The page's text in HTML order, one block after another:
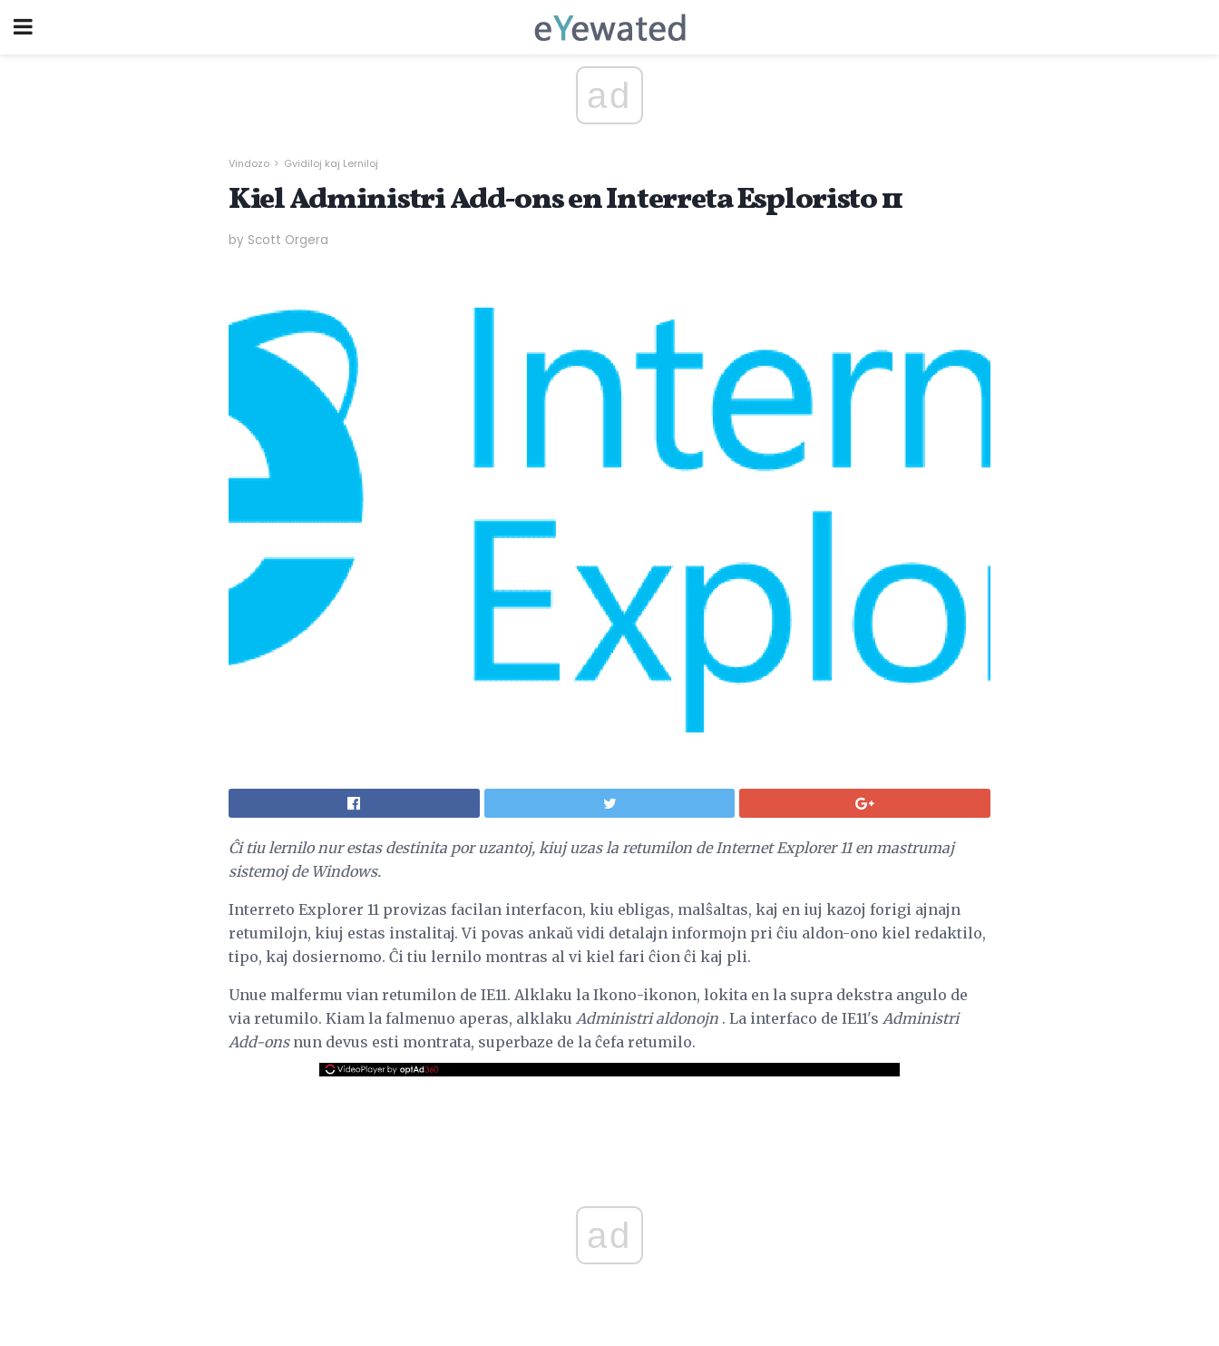
ad
Vindozo Gvidiloj kaj Lerniloj
Kiel Administri Add-ons en Interreta Esploristo 11
by Scott Orgera
Ĉi tiu lernilo nur estas destinita por uzantoj, kiuj uzas la retumilon de Internet Explorer 11 en mastrumaj
sistemoj de Windows.
Interreto Explorer 11 provizas facilan interfacon, kiu ebligas, malŝaltas, kaj en iuj kazoj forigi ajnajn
retumilojn, kiuj estas instalitaj. Vi povas ankaŭ vidi detalajn informojn pri ĉiu aldon-ono kiel redaktilo,
tipo, kaj dosiernomo. Ĉi tiu lernilo montras al vi kiel fari ĉion ĉi kaj pli.
Unue malfermu vian retumilon de IE11. Alklaku la Ikono-ikonon, lokita en la supra dekstra angulo de
via retumilo. Kiam la falmenuo aperas, alklaku Administri aldonojn . La interfaco de IE11's Administri
Add-onsnun devus esti montrata, superbaze de la ĉefa retumilo.
ad